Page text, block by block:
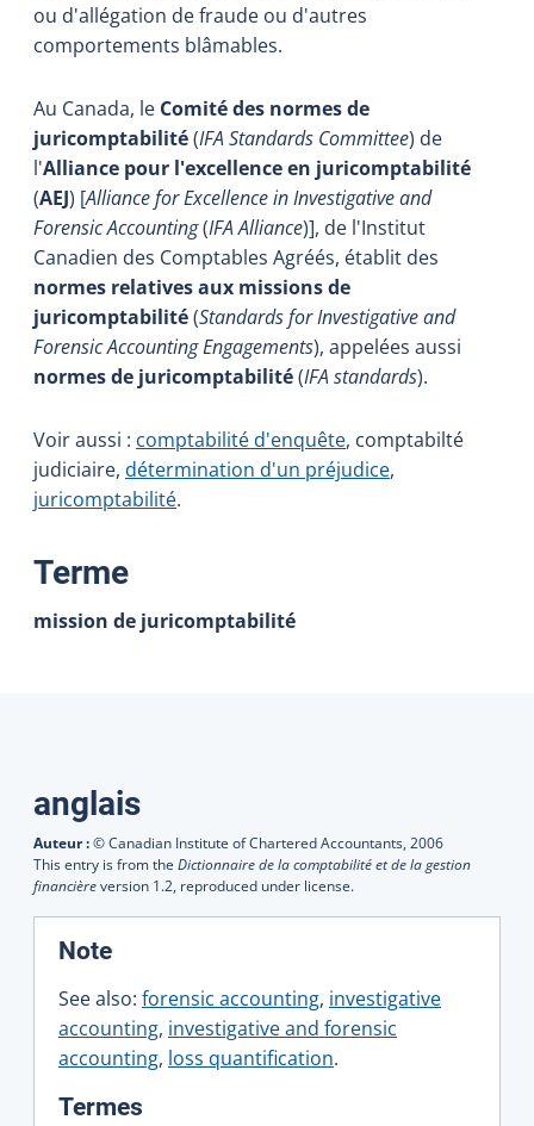
ou d'allégation de fraude ou d'autres
comportements blâmables.
Au Canada, le Comité des normes de
juricomptabilité(IFA Standards Committee) de
l'Alliance pour l'excellence en juricomptabilité
(AEJ) [Alliance for Excellence in Investigative and
Forensic Accounting(IFA Alliance)], de l'Institut
Canadien des Comptables Agréés, établit des
normes relatives aux missions de
juricomptabilité(Standards for Investigative and
Forensic Accounting Engagements), appelées aussi
normes de juricomptabilité(IFA standards).
Voir aussi : comptabilité d'enquête, comptabilté
judiciaire, détermination d'un préjudice,
juricomptabilité.
Terme:
mission de juricomptabilité
Traductions
anglais
Auteur :© Canadian Institute of Chartered Accountants, 2006
This entry is from the Dictionnaire de la comptabilité et de la gestion
financièreversion 1.2, reproduced under license.
Note:
See also: forensic accounting, investigative
accounting, investigative and forensic
accounting, loss quantification.
Termes